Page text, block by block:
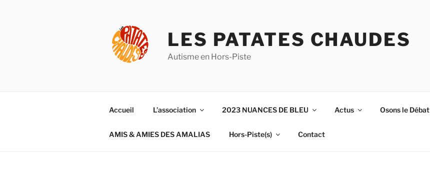
LES PATATES CHAUDES
Autisme en Hors-Piste
Accueil L’association 2023 NUANCES DE BLEU Actus Osons le Débat
AMIS & AMIES DES AMALIAS Hors-Piste(s) Contact